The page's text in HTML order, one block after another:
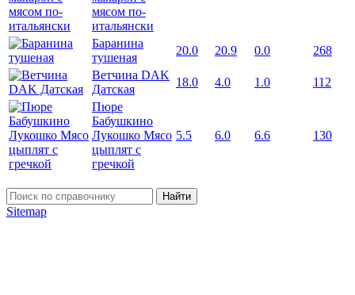
мясом по-
итальянски
Баранина
тушеная
20.0 20.9 0.0
268
Ветчина DAK
Датская
18.0 4.0 1.0
112
Пюре
Бабушкино
Лукошко Мясо
цыплят с
гречкой
5.5 6.0 6.6 130
Найти
Sitemap